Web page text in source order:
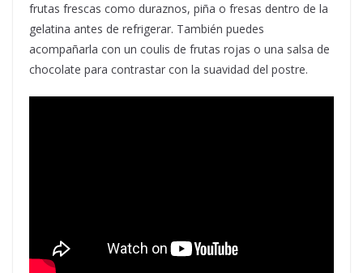
frutas frescas como duraznos, piña o fresas dentro de la
gelatina antes de refrigerar. También puedes
acompañarla con un coulis de frutas rojas o una salsa de
chocolate para contrastar con la suavidad del postre.